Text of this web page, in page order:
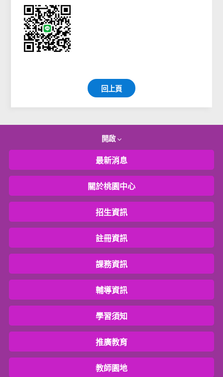
回上頁
開啟
最新消息
關於桃園中心
招生資訊
註冊資訊
課務資訊
輔導資訊
學習須知
推廣教育
教師園地